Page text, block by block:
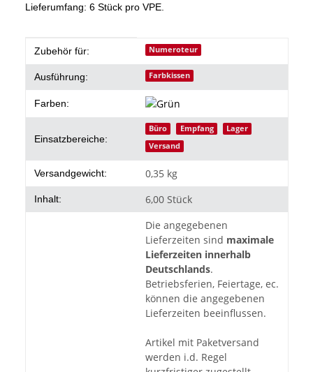
Lieferumfang: 6 Stück pro VPE.
Produkteigenschaft
Wert
Zubehör für: Numeroteur
Ausführung: Farbkissen
Farben:
Einsatzbereiche:
Büro Empfang
Lager
Versand
Versandgewicht: 0,35 kg
Inhalt:
6,00 Stück
Die angegebenen
Lieferzeiten sind maximale
Lieferzeiten innerhalb
Deutschlands.
Betriebsferien, Feiertage, ec.
können die angegebenen
Lieferzeiten beeinflussen.
Artikel mit Paketversand
werden i.d. Regel